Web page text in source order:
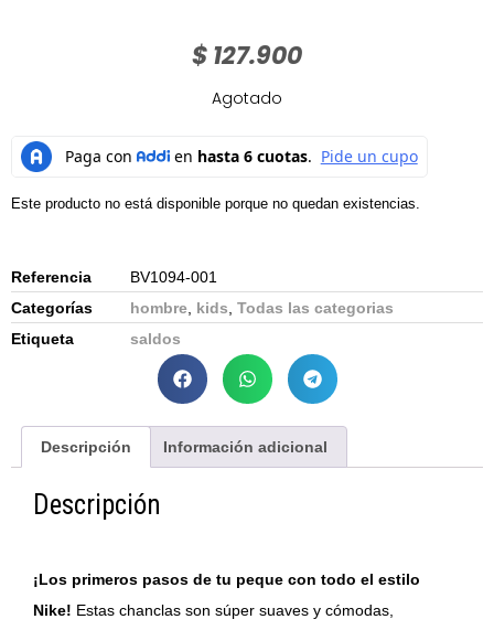
$127.900
Agotado
Este producto no está disponible porque no quedan existencias.
Referencia
BV1094-001
Categorías
hombre kids Todas las categorias
Etiqueta
saldos
Descripción Información adicional
Descripción
¡Los primeros pasos de tu peque con todo el estilo
Nike! Estas chanclas son súper suaves y cómodas,